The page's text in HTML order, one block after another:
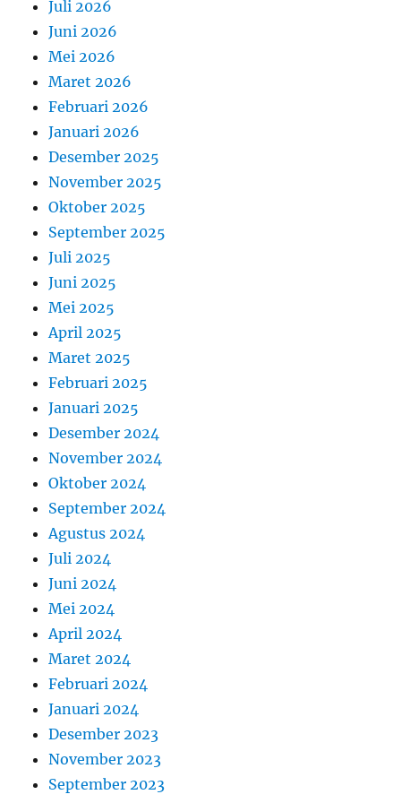
Juli 2026
Juni 2026
Mei 2026
Maret 2026
Februari 2026
Januari 2026
Desember 2025
November 2025
Oktober 2025
September 2025
Juli 2025
Juni 2025
Mei 2025
April 2025
Maret 2025
Februari 2025
Januari 2025
Desember 2024
November 2024
Oktober 2024
September 2024
Agustus 2024
Juli 2024
Juni 2024
Mei 2024
April 2024
Maret 2024
Februari 2024
Januari 2024
Desember 2023
November 2023
September 2023